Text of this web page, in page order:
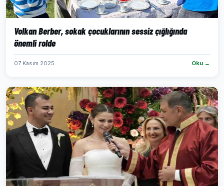
Volkan Berber, sokak çocuklarının sessiz çığlığında
önemli rolde
07 Kasım 2025 Oku →